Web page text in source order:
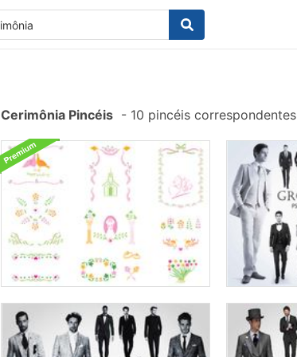
Cerimônia Pincéis - 10 pincéis correspondentes